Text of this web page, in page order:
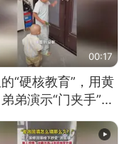
00:17
“硬核教育”，用黄
弟演示“门夹手”，
：果然言传不如身